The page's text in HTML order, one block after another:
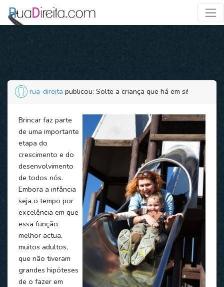
rua-direita publicou: Solte a criança que há em si!
Brincar faz parte
de uma importante
etapa do
crescimento e do
desenvolvimento
de todos nós.
Embora a infância
seja o tempo por
excelência em que
essa função
melhor actua,
muitos adultos,
que não tiveram
grandes hipóteses
de o fazer em